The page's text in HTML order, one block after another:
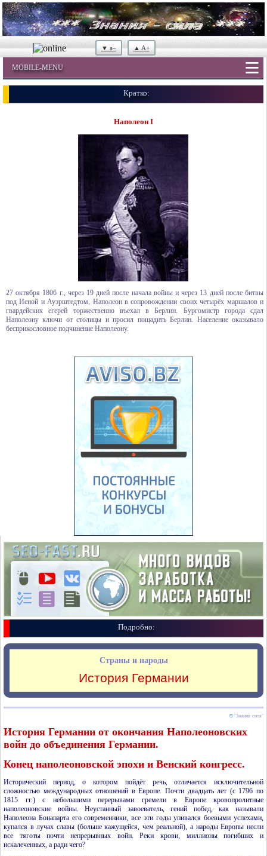
▼ a– ▲ A+
MOBILE-MENU
Кратко:
Наполеон I
27 октября 1806 г., через 19 дней после начала войны и через 13 дней после битвы
под Иеной и Ауэрштедтом, Наполеон в сопровождении своих четырёх маршалов и
гвардейских егерей торжественно въехал в Берлин. Бургомистр города сдал
Наполеону ключи от столицы и просил пощадить Берлин. Население оказывало
бесприкословное подчинение Наполеону.
Подробно:
Страны и народы
История Германии
© "Знания-сила"
История Германии от окончания Наполеоновских
войн до объединения Германии.
Конец наполеоновской эпохи и Венский конгресс.
Исторический период, о котором пойдёт речь, отличается исключительной
сложностью международных отношений в Европе. Почти двадцать лет (с 1796 по
1815 гг.) с небольшими перерывами гремели в Европе кровопролитные
наполеоновские войны. Неустанный завоеватель, гений побед, как называли
Наполеона Бонапарта его современники, все эти годы упивался боевыми успехами,
купался в лучах славы (больше кажущейся, чем реальной), а народы Европы несли
все тяготы почти непрерывных войн. Реки крови, миллионы погибших и
искалеченных, а ради чего?